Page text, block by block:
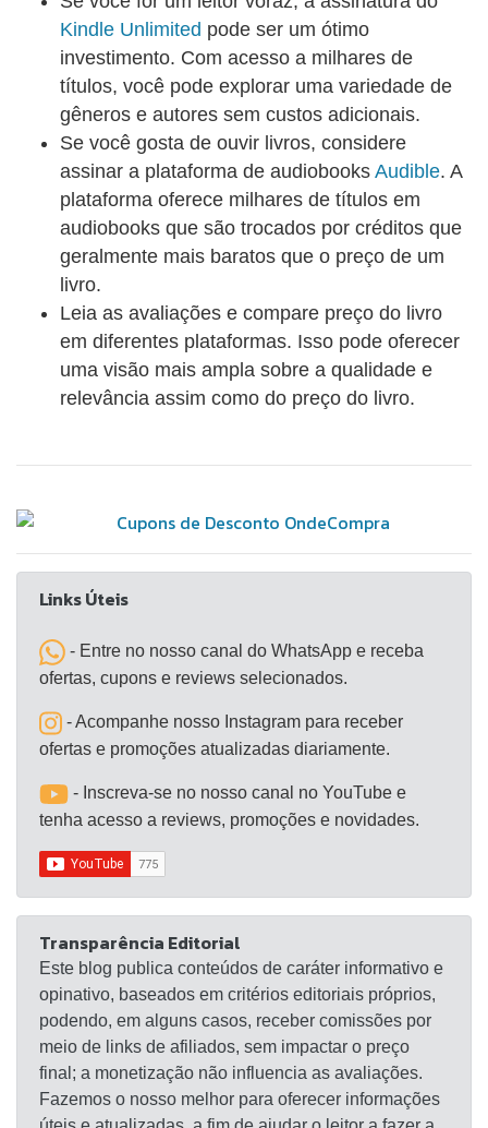
Kindle Unlimited pode ser um ótimo
investimento. Com acesso a milhares de
títulos, você pode explorar uma variedade de
gêneros e autores sem custos adicionais.
Se você gosta de ouvir livros, considere
assinar a plataforma de audiobooks Audible. A
plataforma oferece milhares de títulos em
audiobooks que são trocados por créditos que
geralmente mais baratos que o preço de um
livro.
Leia as avaliações e compare preço do livro
em diferentes plataformas. Isso pode oferecer
uma visão mais ampla sobre a qualidade e
relevância assim como do preço do livro.
Links Úteis
- Entre no nosso canal do WhatsApp e receba
ofertas, cupons e reviews selecionados.
- Acompanhe nosso Instagram para receber
ofertas e promoções atualizadas diariamente.
- Inscreva-se no nosso canal no YouTube e
tenha acesso a reviews, promoções e novidades.
Transparência Editorial
Este blog publica conteúdos de caráter informativo e
opinativo, baseados em critérios editoriais próprios,
podendo, em alguns casos, receber comissões por
meio de links de afiliados, sem impactar o preço
final; a monetização não influencia as avaliações.
Fazemos o nosso melhor para oferecer informações